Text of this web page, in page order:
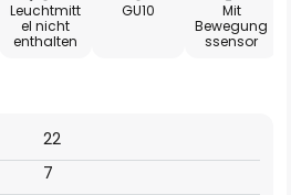
Leuchtmitt
el nicht
enthalten
GU10
Mit
Bewegung
ssensor
7
22